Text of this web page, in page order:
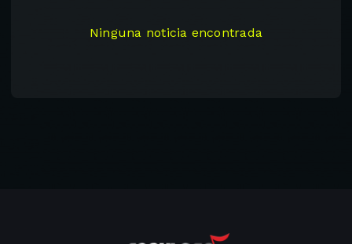
Ninguna noticia encontrada